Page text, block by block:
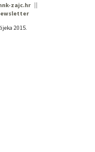
zajc.hr
2015.